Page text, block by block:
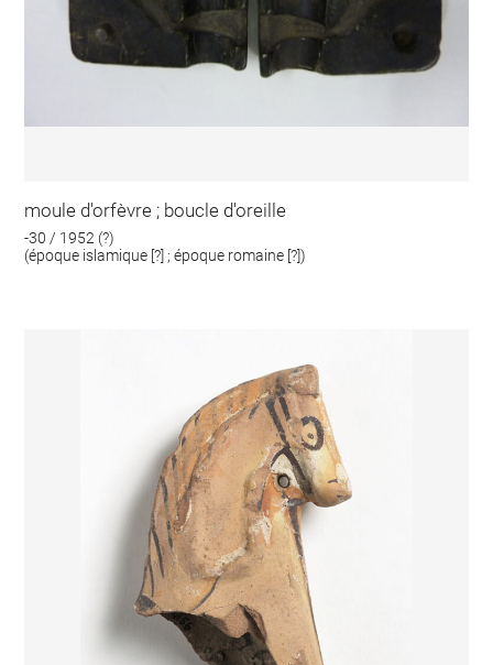
moule d'orfèvre ; boucle d'oreille
-30 / 1952 (?)
(époque islamique [?] ; époque romaine [?])